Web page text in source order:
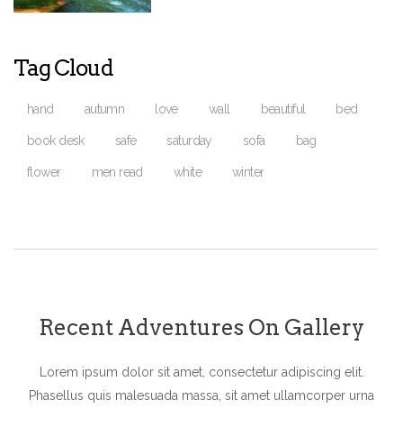
Tag Cloud
hand autumn love wall beautiful bed
book desk safe saturday sofa bag
flower men read white winter
Recent Adventures On Gallery
Lorem ipsum dolor sit amet, consectetur adipiscing elit.
Phasellus quis malesuada massa, sit amet ullamcorper urna